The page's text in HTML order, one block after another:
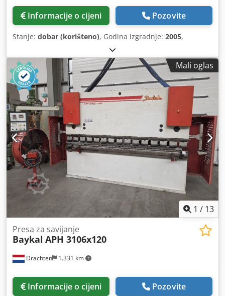
Informacije o cijeni Pozovite
Stanje: dobar (korišteno), Godina izgradnje: 2005,
Mali oglas
1 / 13
Drachten 1.331 km
Presa za savijanje
Baykal APH 3106x120
Informacije o cijeni Pozovite